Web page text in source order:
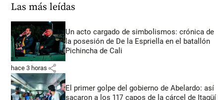
Las más leídas
Un acto cargado de simbolismos: crónica de
la posesión de De la Espriella en el batallón
Pichincha de Cali
hace 3 horas share
El primer golpe del gobierno de Abelardo: así
sacaron a los 117 capos de la cárcel de Itagüí